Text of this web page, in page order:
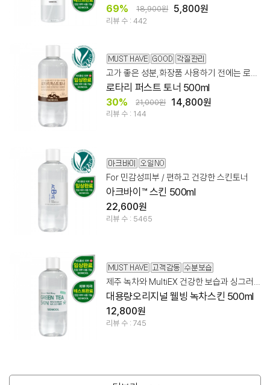
69% 18,900원 5,800원
리뷰 수 : 442
고가 좋은 성분,화장품 사용하기 전에는 로타리로! 파하 20,000ppm
로타리 퍼스트 토너 500ml
30% 21,000원 14,800원
리뷰 수 : 144
For 민감성피부 / 편하고 건강한 스킨토너
아크바이™ 스킨 500ml
22,600원
리뷰 수 : 5465
제주 녹차와 MultiEX 건강한 보습과 싱그러움
대용량오리지널 웰빙 녹차스킨 500ml
12,800원
리뷰 수 : 745